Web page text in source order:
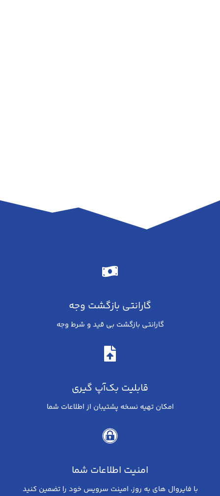
گارانتی بازگشت وجه
گارانتی بازگشت بی قید و شرط وجه
قابلیت بک‌آپ گیری
امکان تهیه نسخه پشتیبان از اطلاعات شما
امنیت اطلاعات شما
با فایروال های به روز، امینت سرویس خود را تضمین کنید